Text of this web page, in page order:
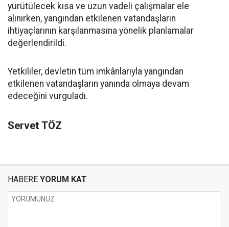
yürütülecek kısa ve uzun vadeli çalışmalar ele
alınırken, yangından etkilenen vatandaşların
ihtiyaçlarının karşılanmasına yönelik planlamalar
değerlendirildi.
Yetkililer, devletin tüm imkânlarıyla yangından
etkilenen vatandaşların yanında olmaya devam
edeceğini vurguladı.
Servet TÖZ
HABERE YORUM KAT